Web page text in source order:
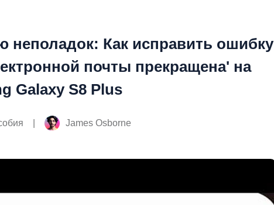
неполадок: Как исправить ошибку
почты прекращена' на
Galaxy S8 Plus
| James Osborne